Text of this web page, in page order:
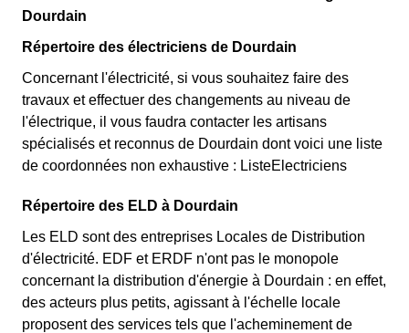
Dourdain
Répertoire des électriciens de Dourdain
Concernant l'électricité, si vous souhaitez faire des
travaux et effectuer des changements au niveau de
l'électrique, il vous faudra contacter les artisans
spécialisés et reconnus de Dourdain dont voici une liste
de coordonnées non exhaustive : ListeElectriciens
Répertoire des ELD à Dourdain
Les ELD sont des entreprises Locales de Distribution
d'électricité. EDF et ERDF n'ont pas le monopole
concernant la distribution d'énergie à Dourdain : en effet,
des acteurs plus petits, agissant à l'échelle locale
proposent des services tels que l'acheminement de